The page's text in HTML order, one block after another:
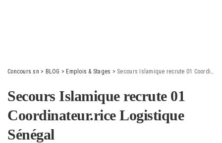
Concours.sn > BLOG > Emplois & Stages > Secours Islamique recrute 01 Coordinateur.rice Logistique Sénégal
Secours Islamique recrute 01
Coordinateur.rice Logistique
Sénégal